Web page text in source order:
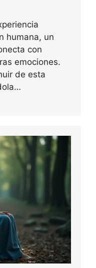
humana, un
con
emociones.
de esta